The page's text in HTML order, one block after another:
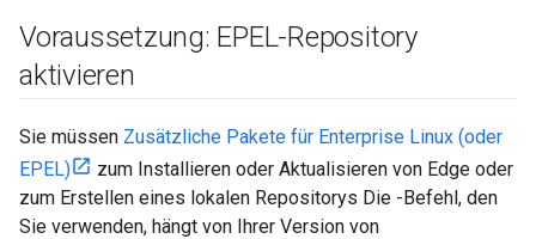
Voraussetzung: EPEL-Repository
aktivieren
Sie müssen Zusätzliche Pakete für Enterprise Linux (oder
EPEL)
zum Installieren oder Aktualisieren von Edge oder
zum Erstellen eines lokalen Repositorys Die -Befehl, den
Sie verwenden, hängt von Ihrer Version von